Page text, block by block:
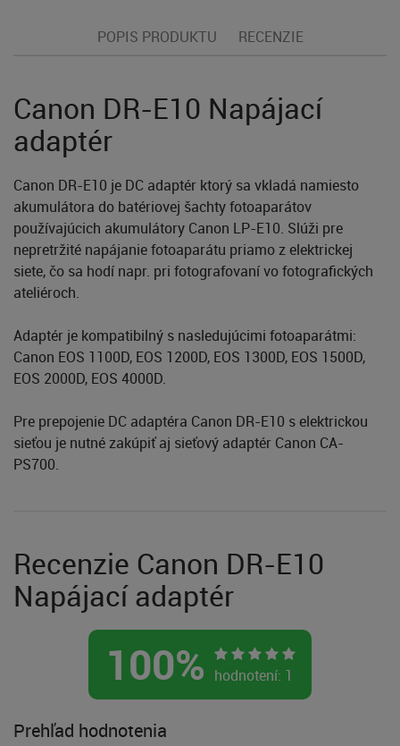
POPIS PRODUKTU RECENZIE
Canon DR-E10 Napájací
adaptér
Canon DR-E10 je DC adaptér ktorý sa vkladá namiesto
akumulátora do batériovej šachty fotoaparátov
používajúcich akumulátory Canon LP-E10. Slúži pre
nepretržité napájanie fotoaparátu priamo z elektrickej
siete, čo sa hodí napr. pri fotografovaní vo fotografických
ateliéroch.
Adaptér je kompatibilný s nasledujúcimi fotoaparátmi:
Canon EOS 1100D, EOS 1200D, EOS 1300D, EOS 1500D,
EOS 2000D, EOS 4000D.
Pre prepojenie DC adaptéra Canon DR-E10 s elektrickou
sieťou je nutné zakúpiť aj sieťový adaptér Canon CA-
PS700.
Recenzie Canon DR-E10
Napájací adaptér
100% hodnotení: 1
Prehľad hodnotenia